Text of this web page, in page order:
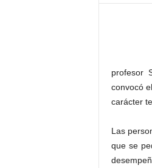
profesor
convocó
carácter
Las
que se